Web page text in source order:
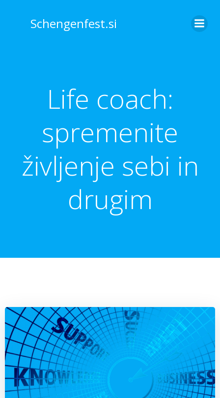
to
content
Schengenfest.si
Life coach:
spremenite
življenje sebi in
drugim